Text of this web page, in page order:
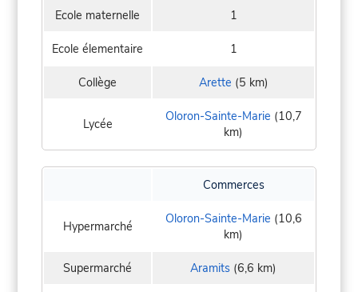
Ecole maternelle 1
Ecole élementaire 1
Collège Arette (5 km)
Lycée Oloron-Sainte-Marie (10,7
km)
Commerces
Hypermarché Oloron-Sainte-Marie (10,6
km)
Supermarché Aramits (6,6 km)